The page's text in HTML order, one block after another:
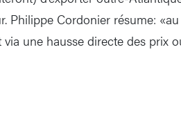
Philippe Cordonier résume:
une hausse directe des prix